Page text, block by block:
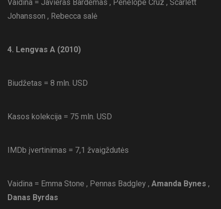
Vaidina = Javieras Bardemas , Penelope Cruz , Scarlett
Johansson , Rebecca salė
4. Lengvas A (2010)
Biudžetas = 8 mln. USD
Kasos kolekcija = 75 mln. USD
IMDb įvertinimas = 7,1 žvaigždutės
Vaidina = Emma Stone , Pennas Badgley , Amanda Bynes ,
Danas Byrdas